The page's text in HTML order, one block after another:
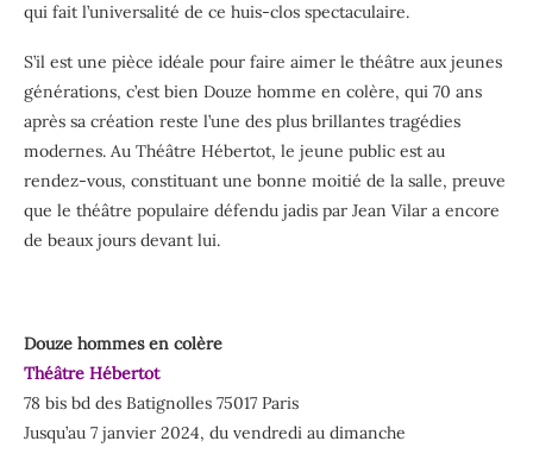
qui fait l’universalité de ce huis-clos spectaculaire.
S’il est une pièce idéale pour faire aimer le théâtre aux jeunes
générations, c’est bien Douze homme en colère, qui 70 ans
après sa création reste l’une des plus brillantes tragédies
modernes. Au Théâtre Hébertot, le jeune public est au
rendez-vous, constituant une bonne moitié de la salle, preuve
que le théâtre populaire défendu jadis par Jean Vilar a encore
de beaux jours devant lui.
Douze hommes en colère
Théâtre Hébertot
78 bis bd des Batignolles 75017 Paris
Jusqu’au 7 janvier 2024, du vendredi au dimanche